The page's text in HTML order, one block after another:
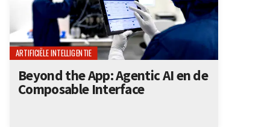
ARTIFICIËLE INTELLIGENTIE
Beyond the App: Agentic AI en de
Composable Interface